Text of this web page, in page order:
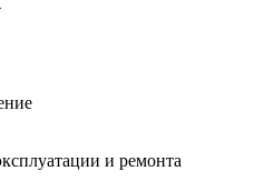
и ремонта